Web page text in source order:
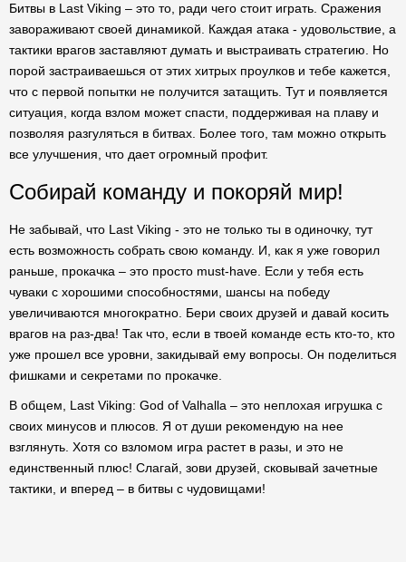
Битвы в Last Viking – это то, ради чего стоит играть. Сражения
завораживают своей динамикой. Каждая атака - удовольствие, а
тактики врагов заставляют думать и выстраивать стратегию. Но
порой застраиваешься от этих хитрых проулков и тебе кажется,
что с первой попытки не получится затащить. Тут и появляется
ситуация, когда взлом может спасти, поддерживая на плаву и
позволяя разгуляться в битвах. Более того, там можно открыть
все улучшения, что дает огромный профит.
Собирай команду и покоряй мир!
Не забывай, что Last Viking - это не только ты в одиночку, тут
есть возможность собрать свою команду. И, как я уже говорил
раньше, прокачка – это просто must-have. Если у тебя есть
чуваки с хорошими способностями, шансы на победу
увеличиваются многократно. Бери своих друзей и давай косить
врагов на раз-два! Так что, если в твоей команде есть кто-то, кто
уже прошел все уровни, закидывай ему вопросы. Он поделиться
фишками и секретами по прокачке.
В общем, Last Viking: God of Valhalla – это неплохая игрушка с
своих минусов и плюсов. Я от души рекомендую на нее
взглянуть. Хотя со взломом игра растет в разы, и это не
единственный плюс! Слагай, зови друзей, сковывай зачетные
тактики, и вперед – в битвы с чудовищами!